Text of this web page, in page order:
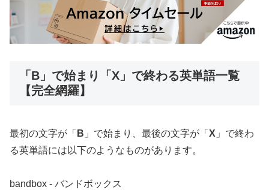
「B」で始まり「X」で終わる英単語一覧
【完全網羅】
最初の文字が「 B 」で始まり、最後の文字が「 X 」で終わ
る英単語には以下のようなものがあります。
bandbox ‐ バンドボックス